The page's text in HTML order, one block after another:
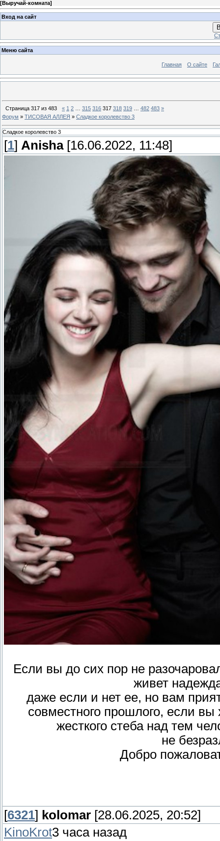
[Выручай-комната]
Вход на сайт
Меню сайта
Главная О сайте
Страница 317 из 483 « 1 2 315 316 317 318 319 482 483 »
Форум » ТИСОВАЯ АЛЛЕЯ » Сладкое королевство 3
Сладкое королевство 3
[1] Anisha[16.06.2022, 11:48]
Если вы до сих пор не
живет
даже если и нет ее, но вам
совместного прошлого, если
жесткого стеба над тем
не
Добро
[6321] kolomar [28.06.2025, 20:52]
KinoKrot3 часа назад